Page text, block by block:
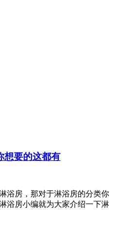
想要的这都有
浴房，那对于淋浴房的分类你
浴房小编就为大家介绍一下淋